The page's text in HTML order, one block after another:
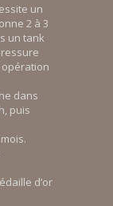
un
2 à 3
un tank
dans
puis
d’or